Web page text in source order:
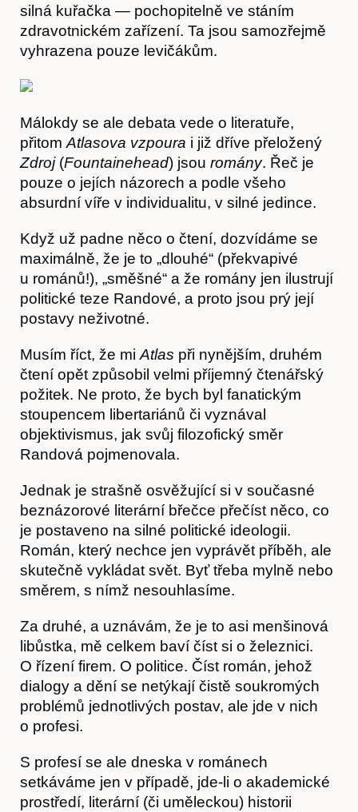
Časopis
Hostcast
Akce
O nás
silná kuřačka — pochopitelně ve stáním
zdravotnickém zařízení. Ta jsou samozřejmě
vyhrazena pouze levičákům.
Málokdy se ale debata vede o literatuře,
přitom Atlasova vzpoura i již dříve přeložený
Zdroj(Fountainehead) jsou romány. Řeč je
pouze o jejích názorech a podle všeho
absurdní víře v individualitu, v silné jedince.
Když už padne něco o čtení, dozvídáme se
maximálně, že je to „dlouhé“ (překvapivé
u románů!), „směšné“ a že romány jen ilustrují
politické teze Randové, a proto jsou prý její
postavy neživotné.
Musím říct, že mi Atlas při nynějším, druhém
čtení opět způsobil velmi příjemný čtenářský
požitek. Ne proto, že bych byl fanatickým
stoupencem libertariánů či vyznával
objektivismus, jak svůj filozofický směr
Randová pojmenovala.
Jednak je strašně osvěžující si v současné
beznázorové literární břečce přečíst něco, co
je postaveno na silné politické ideologii.
Román, který nechce jen vyprávět příběh, ale
skutečně vykládat svět. Byť třeba mylně nebo
směrem, s nímž nesouhlasíme.
Za druhé, a uznávám, že je to asi menšinová
libůstka, mě celkem baví číst si o železnici.
O řízení firem. O politice. Číst román, jehož
dialogy a dění se netýkají čistě soukromých
problémů jednotlivých postav, ale jde v nich
o profesi.
S profesí se ale dneska v románech
setkáváme jen v případě, jde-li o akademické
prostředí, literární (či uměleckou) historii